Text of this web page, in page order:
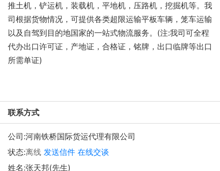
推土机，铲运机，装载机，平地机，压路机，挖掘机等。我
司根据货物情况，可提供各类超限运输平板车辆，笼车运输
以及自驾到目的地国家的一站式物流服务。(注:我司可全程
代办出口许可证，产地证，合格证，铭牌，出口临牌等出口
所需单证)
联系方式
公司:河南铁桥国际货运代理有限公司
状态:离线 发送信件 在线交谈
姓名:张天邦(先生)